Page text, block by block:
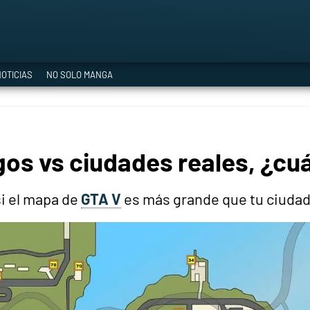
oficial
NO SOLO MANGA
vs ciudades reales,
el mapa de GTA V es más grande que tu